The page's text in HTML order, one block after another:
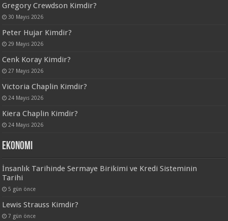
Gregory Crewdson Kimdir?
30 Mayıs 2026
Peter Hujar Kimdir?
29 Mayıs 2026
Cenk Koray Kimdir?
27 Mayıs 2026
Victoria Chaplin Kimdir?
24 Mayıs 2026
Kiera Chaplin Kimdir?
24 Mayıs 2026
Ekonomi
İnsanlık Tarihinde Sermaye Birikimi ve Kredi Sisteminin
Tarihi
5 gün önce
Lewis Strauss Kimdir?
7 gün önce